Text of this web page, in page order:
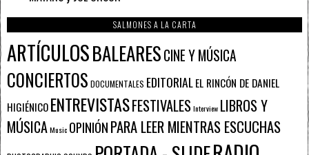
SALMONES A LA CARTA
ARTÍCULOSBALEARESCINE Y MÚSICA
CONCIERTOS DOCUMENTALES EDITORIALEL RINCÓN DE DANIEL
HIGIÉNICOENTREVISTASFESTIVALESInterview LIBROS Y
MÚSICAMusic OPINIÓNPARA LEER MIENTRAS ESCUCHAS